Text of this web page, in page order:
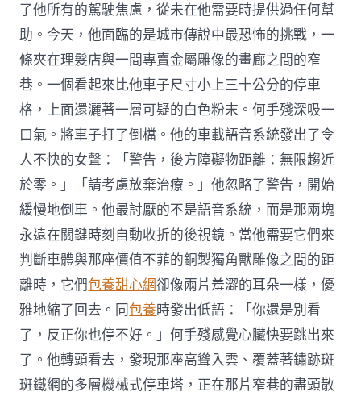
了他所有的駕駛焦慮，從未在他需要時提供過任何幫
助。今天，他面臨的是城市傳說中最恐怖的挑戰，一
條夾在理髮店與一間專賣金屬雕像的畫廊之間的窄
巷。一個看起來比他車子尺寸小上三十公分的停車
格，上面還灑著一層可疑的白色粉末。何手殘深吸一
口氣。將車子打了倒檔。他的車載語音系統發出了令
人不快的女聲：「警告，後方障礙物距離：無限趨近
於零。」「請考慮放棄治療。」他忽略了警告，開始
緩慢地倒車。他最討厭的不是語音系統，而是那兩塊
永遠在關鍵時刻自動收折的後視鏡。當他需要它們來
判斷車體與那座價值不菲的銅製獨角獸雕像之間的距
離時，它們包養甜心網卻像兩片羞澀的耳朵一樣，優
雅地縮了回去。同包養時發出低語：「你還是別看
了，反正你也停不好。」何手殘感覺心臟快要跳出來
了。他轉頭看去，發現那座高聳入雲、覆蓋著鏽跡斑
斑鐵網的多層機械式停車塔，正在那片窄巷的盡頭散